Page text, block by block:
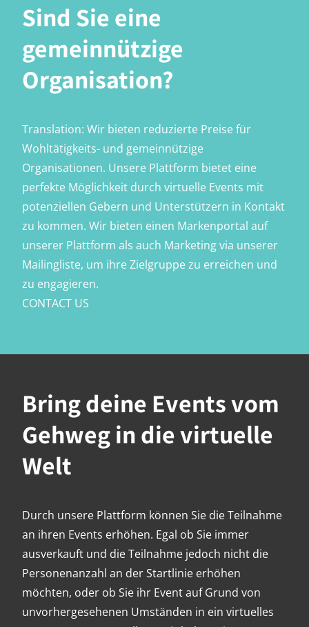
Sind Sie eine
gemeinnützige
Organisation?
Translation: Wir bieten reduzierte Preise für
Wohltätigkeits- und gemeinnützige
Organisationen. Unsere Plattform bietet eine
perfekte Möglichkeit durch virtuelle Events mit
potenziellen Gebern und Unterstützern in Kontakt
zu kommen. Wir bieten einen Markenportal auf
unserer Plattform als auch Marketing via unserer
Mailingliste, um ihre Zielgruppe zu erreichen und
zu engagieren.
CONTACT US
Bring deine Events vom
Gehweg in die virtuelle
Welt
Durch unsere Plattform können Sie die Teilnahme
an ihren Events erhöhen. Egal ob Sie immer
ausverkauft und die Teilnahme jedoch nicht die
Personenanzahl an der Startlinie erhöhen
möchten, oder ob Sie ihr Event auf Grund von
unvorhergesehenen Umständen in ein virtuelles